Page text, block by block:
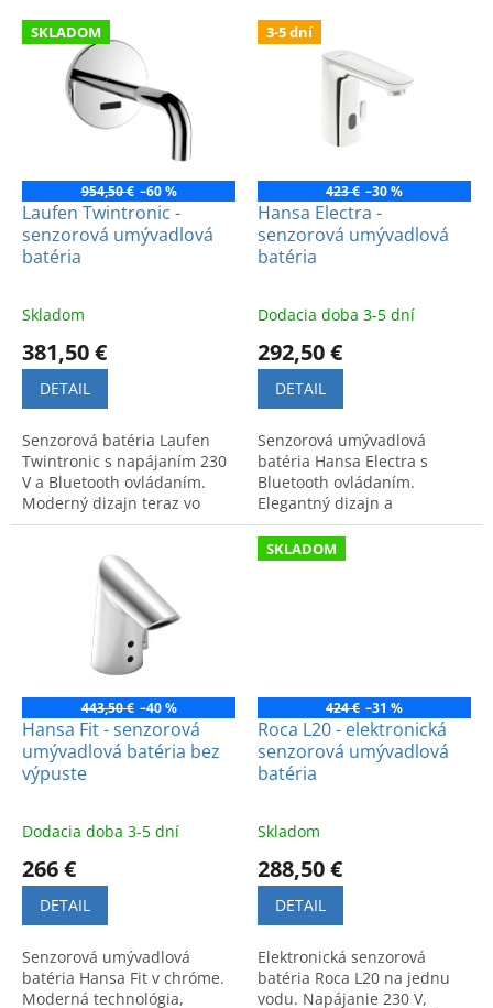
o
V
o
u
o
SKLADOM
954,50 € –60 %
Laufen Twintronic -
senzorová umývadlová
batéria
Skladom
381,50 €
DETAIL
Senzorová batéria Laufen
Twintronic s napájaním 230
V a Bluetooth ovládaním.
Moderný dizajn teraz vo
výpredaji. Kód:
3-5 dní
423 € –30 %
Hansa Electra -
senzorová umývadlová
batéria
Dodacia doba 3-5 dní
292,50 €
DETAIL
Senzorová umývadlová
batéria Hansa Electra s
Bluetooth ovládaním.
Elegantný dizajn a
inteligentná technológia pre
maximálnu hygienu a
komfort v kúpeľni.
443,50 € –40 %
Hansa Fit - senzorová
umývadlová batéria bez
výpuste
Dodacia doba 3-5 dní
266 €
DETAIL
Senzorová umývadlová
batéria Hansa Fit v chróme.
Moderná technológia,
SKLADOM
424 € –31 %
Roca L20 - elektronická
senzorová umývadlová
batéria
Skladom
288,50 €
DETAIL
Elektronická senzorová
batéria Roca L20 na jednu
vodu. Napájanie 230 V,